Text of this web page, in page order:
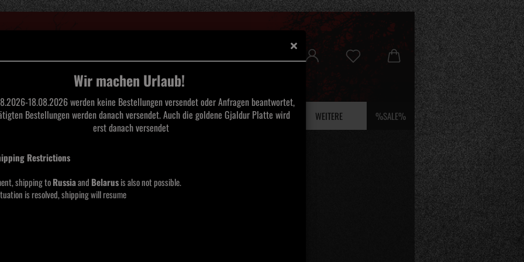
Wir machen Urlaub!
18.08.2026 werden keine Bestellungen versendet oder Anfragen beantwortet,
Bestellungen werden danach versendet. Auch die goldene Gjaldur Platte wird
erst danach versendet
Restrictions
shipping toRussiaand Belarusis also not possible.
is resolved, shipping will resume
TAPES CDS SAARLAND BLACK METAL MERCHANDISE MOOS UND EFEU %SALE%
WEITERE
LPS